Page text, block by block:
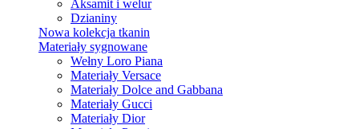
Aksamit i welur
Dzianiny
Nowa kolekcja tkanin
Materiały sygnowane
Wełny Loro Piana
Materiały Versace
Materiały Dolce and Gabbana
Materiały Gucci
Materiały Dior